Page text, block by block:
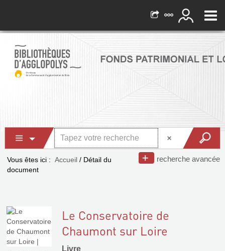
recherche avancée
Vous êtes ici : Accueil / Détail du
document
Le Conservatoire de
Chaumont sur Loire
Livre